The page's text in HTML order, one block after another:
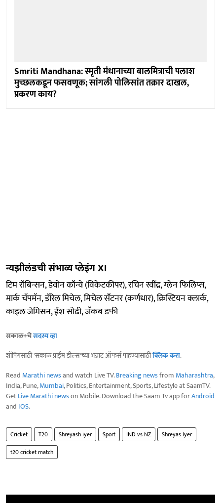
Smriti Mandhana: स्मृती मंधानाच्या बालमित्राची पलाश
मुच्छलकडून फसवणूक; सांगली पोलिसांत तक्रार दाखल,
प्रकरण काय?
न्यझीलंडची संभाव्य प्लेइंग XI
टिम रॉबिन्सन, डेवोन कॉन्वे (विकेटकीपर), रचिन रवींद्र, ग्लेन फिलिप्स,
मार्क चॅपमॅन, डॅरिल मिचेल, मिचेल सँटनर (कर्णधार), क्रिस्टियन क्लार्क,
काइल जेमिसन, ईश सोढी, जॅकब डफी
सकाळ+चेसदस्य व्हा
शॉपिंगसाठी 'सकाळ प्राईम डील्स'च्या भन्नाट ऑफर्स पाहण्यासाठीक्लिक करा.
Read Marathi newsand watch Live TV.Breaking newsfrom Maharashtra,
India, Pune,Mumbai, Politics, Entertainment, Sports, Lifestyle at SaamTV.
GetLive Marathi newson Mobile. Download the Saam Tv app forAndroid
and IOS.
Cricket T20 Shreyash iyer Sport IND vs NZ
Shreyas Iyer
t20 cricket match